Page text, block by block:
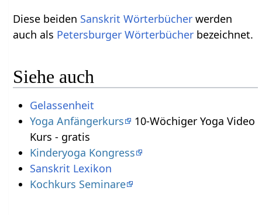
Diese beiden Sanskrit Wörterbücher werden
auch als Petersburger Wörterbücher bezeichnet.
Siehe auch
Gelassenheit
Yoga Anfängerkurs
10-Wöchiger Yoga Video
Kurs - gratis
Kinderyoga Kongress
Sanskrit Lexikon
Kochkurs Seminare